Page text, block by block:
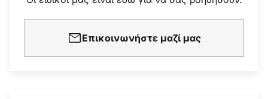
Επικοινωνήστε μαζί μας